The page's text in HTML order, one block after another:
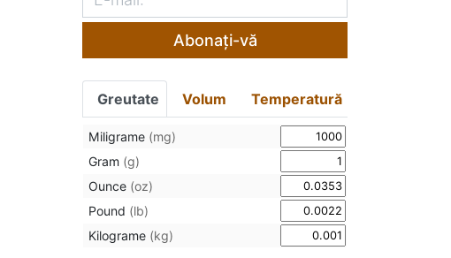
Abonați-vă
Greutate Volum Temperatură
Miligrame (mg)
Gram (g)
Ounce (oz)
Pound (lb)
Kilograme (kg)